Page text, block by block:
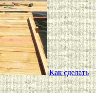
Как сделать